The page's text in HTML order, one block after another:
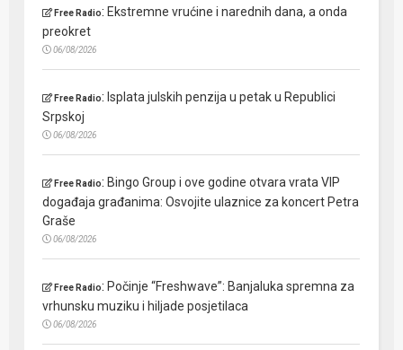
Free Radio: Ekstremne vrućine i narednih dana, a onda
preokret
06/08/2026
Free Radio: Isplata julskih penzija u petak u Republici
Srpskoj
06/08/2026
Free Radio: Bingo Group i ove godine otvara vrata VIP
događaja građanima: Osvojite ulaznice za koncert Petra
Graše
06/08/2026
Free Radio: Počinje “Freshwave”: Banjaluka spremna za
vrhunsku muziku i hiljade posjetilaca
06/08/2026